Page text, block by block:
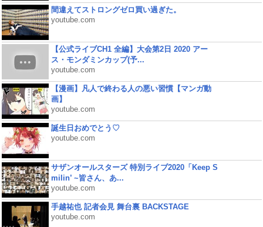
間違えてストロングゼロ買い過ぎた。
youtube.com
【公式ライブCH1 全編】大会第2日 2020 アー
ス・モンダミンカップ(予...
youtube.com
【漫画】凡人で終わる人の悪い習慣【マンガ動
画】
youtube.com
誕生日おめでとう♡
youtube.com
サザンオールスターズ 特別ライブ2020「Keep S
milin’ ~皆さん、あ...
youtube.com
手越祐也 記者会見 舞台裏 BACKSTAGE
youtube.com